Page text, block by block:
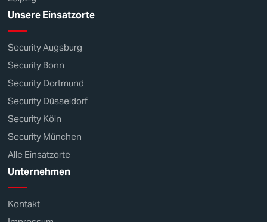
Unsere Einsatzorte
Security Augsburg
Security Bonn
Security Dortmund
Security Düsseldorf
Security Köln
Security München
Alle Einsatzorte
Unternehmen
Kontakt